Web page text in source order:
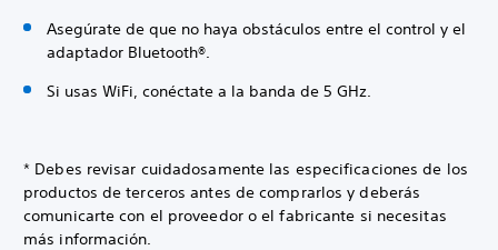
Asegúrate de que no haya obstáculos entre el control y el
adaptador Bluetooth®.
Si usas WiFi, conéctate a la banda de 5 GHz.
* Debes revisar cuidadosamente las especificaciones de los
productos de terceros antes de comprarlos y deberás
comunicarte con el proveedor o el fabricante si necesitas
más información.